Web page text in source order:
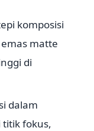
komposisi
matte
di
dalam
fokus,